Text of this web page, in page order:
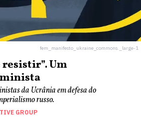
fem_manifesto_ukraine_commons._large-1
Um
da Ucrânia em defesa do
russo.
GROUP